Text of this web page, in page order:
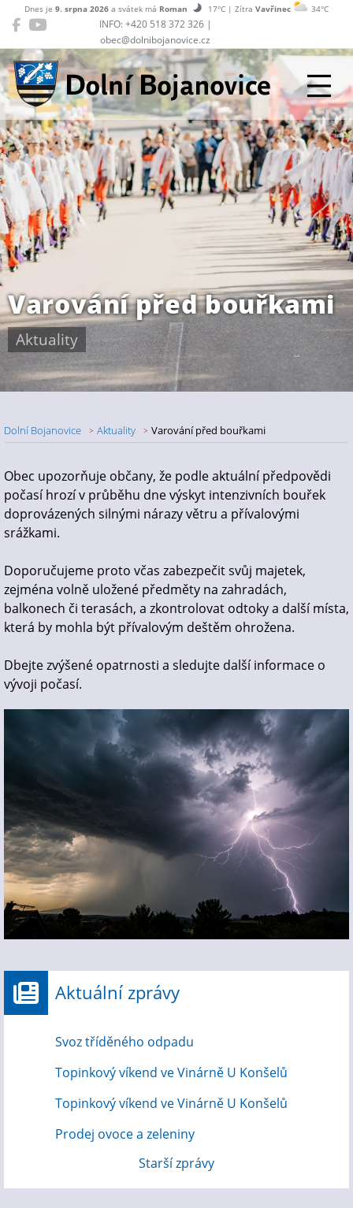
INFO: +420 518 372 326 |
obec@dolnibojanovice.cz
Dnes je 9. srpna 2026 a svátek má Roman 17°C | Zítra Vavřinec 34°C
Dolní Bojanovice
Varování před bouřkami
Aktuality
Dolní Bojanovice Aktuality Varování před bouřkami
Nadpis článku
Obec upozorňuje občany, že podle aktuální předpovědi
počasí hrozí v průběhu dne výskyt intenzivních bouřek
doprovázených silnými nárazy větru a přívalovými
srážkami.
Doporučujeme proto včas zabezpečit svůj majetek,
zejména volně uložené předměty na zahradách,
balkonech či terasách, a zkontrolovat odtoky a další místa,
která by mohla být přívalovým deštěm ohrožena.
Dbejte zvýšené opatrnosti a sledujte další informace o
vývoji počasí.
Aktuální zprávy
Svoz tříděného odpadu
Topinkový víkend ve Vinárně U Konšelů
Topinkový víkend ve Vinárně U Konšelů
Prodej ovoce a zeleniny
Starší zprávy